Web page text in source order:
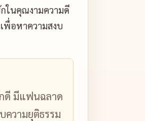
กในคุณงามความดี
พื่อหาความสงบ
กดี มีแฟนฉลาด
ความยุติธรรม